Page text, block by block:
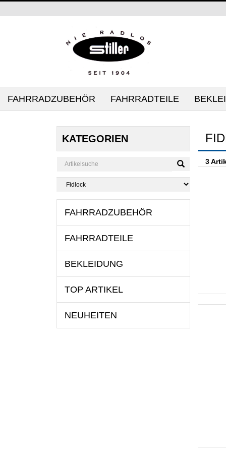
FAHRRADZUBEHÖR FAHRRADTEILE
KATEGORIEN
FAHRRADZUBEHÖR
FAHRRADTEILE
BEKLEIDUNG
TOP ARTIKEL
NEUHEITEN
3